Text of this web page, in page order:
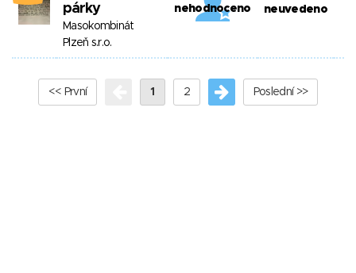
párky
Masokombinát
Plzeň s.r.o.
nehodnoceno neuvedeno
<< První 1 2 Poslední >>